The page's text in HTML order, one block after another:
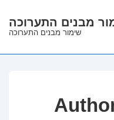
Skip
Main
מבנים התערוכה
שימור מבנים התערוכה